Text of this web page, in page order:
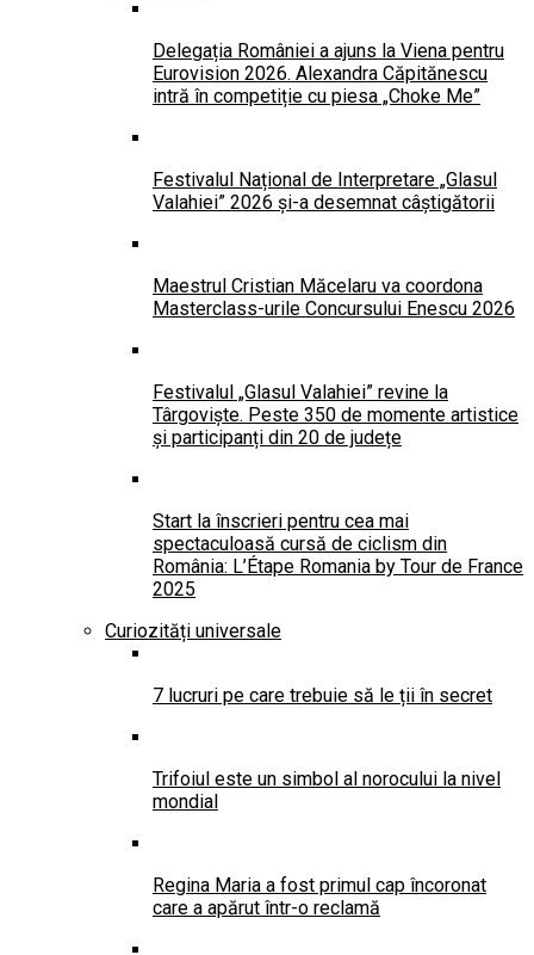
Delegația României a ajuns la Viena pentru
Eurovision 2026. Alexandra Căpitănescu
intră în competiție cu piesa „Choke Me”
Festivalul Național de Interpretare „Glasul
Valahiei” 2026 și-a desemnat câștigătorii
Maestrul Cristian Măcelaru va coordona
Masterclass-urile Concursului Enescu 2026
Festivalul „Glasul Valahiei” revine la
Târgoviște. Peste 350 de momente artistice
și participanți din 20 de județe
Start la înscrieri pentru cea mai
spectaculoasă cursă de ciclism din
România: L’Étape Romania by Tour de France
2025
Curiozități universale
7 lucruri pe care trebuie să le ții în secret
Trifoiul este un simbol al norocului la nivel
mondial
Regina Maria a fost primul cap încoronat
care a apărut într-o reclamă